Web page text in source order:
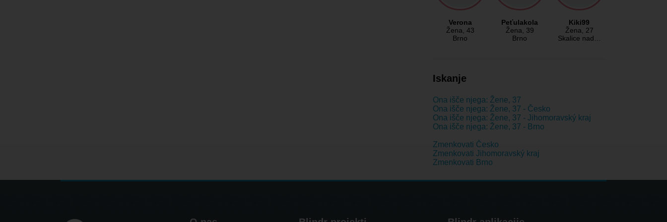
Verona
Žena, 43
Brno
Peťulakola
Žena, 39
Brno
Kiki99
Žena, 27
Skalice nad…
Iskanje
Ona išče njega: Žene, 37
Ona išče njega: Žene, 37 - Česko
Ona išče njega: Žene, 37 - Jihomoravský kraj
Ona išče njega: Žene, 37 - Brno
Zmenkovati Česko
Zmenkovati Jihomoravský kraj
Zmenkovati Brno